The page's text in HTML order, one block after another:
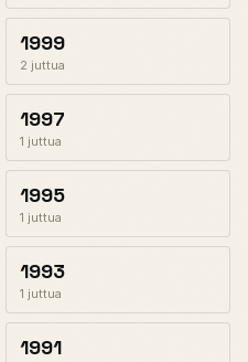
1999
2 juttua
1997
1 juttua
1995
1 juttua
1993
1 juttua
1991